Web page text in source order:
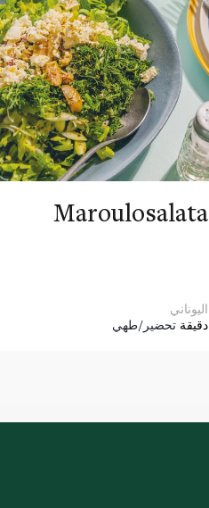
Maroulosalata
اليوناني
دقيقة تحضير/طهي